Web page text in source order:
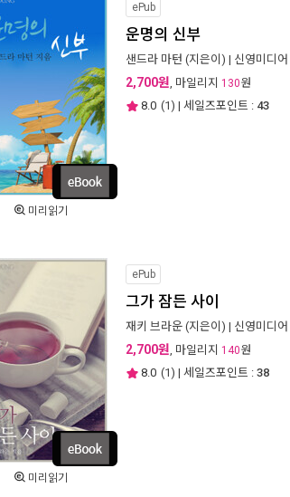
미리읽기
ePub
운명의 신부
샌드라 마턴 (지은이) | 신영미디어
2,700원, 마일리지 130원
8.0 (1) | 세일즈포인트 : 43
미리읽기
ePub
그가 잠든 사이
재키 브라운 (지은이) | 신영미디어
2,700원, 마일리지 140원
8.0 (1) | 세일즈포인트 : 38